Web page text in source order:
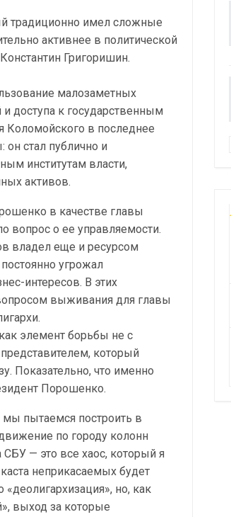
традиционно имел сложные
активнее в политической
Григоришин.
малозаметных
доступа к государственным
в последнее
стал публично и
институтам власти,
активов.
в качестве главы
вопрос о ее управляемости.
владел еще и ресурсом
угрожал
интересов. В этих
выживания для главы
элемент борьбы не с
который
Показательно, что именно
Порошенко.
мы пытаемся построить в
по городу колонн
— это все хаос, который я
неприкасаемых будет
«деолигархизация», но, как
выход за которые